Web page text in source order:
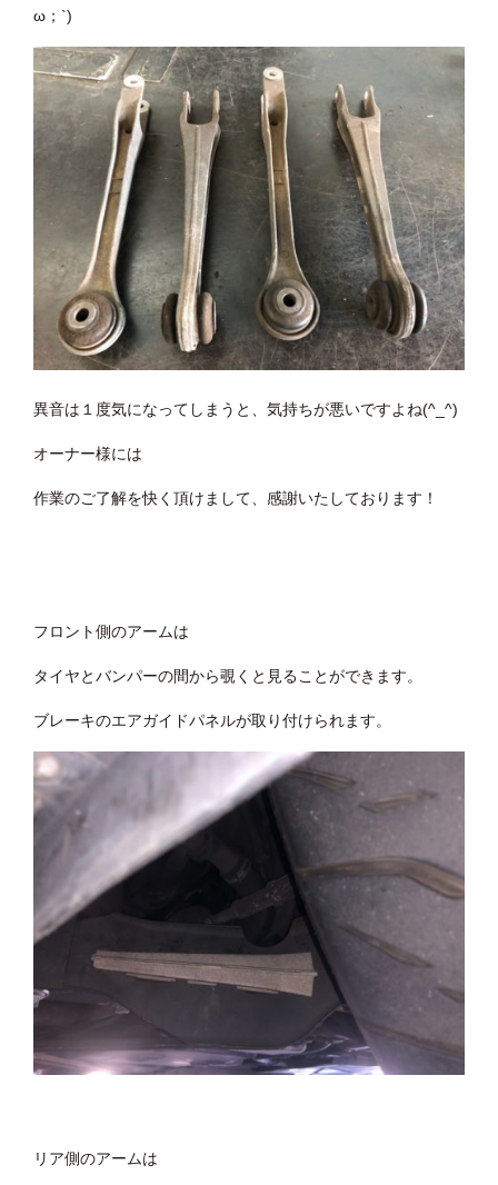
ω；`)
異音は１度気になってしまうと、気持ちが悪いですよね(^_^)
オーナー様には
作業のご了解を快く頂けまして、感謝いたしております！
フロント側のアームは
タイヤとバンパーの間から覗くと見ることができます。
ブレーキのエアガイドパネルが取り付けられます。
リア側のアームは